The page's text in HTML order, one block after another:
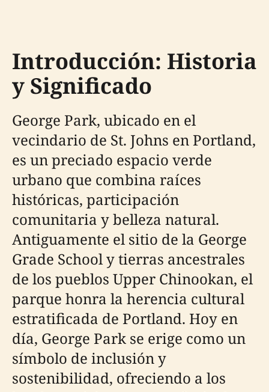
Introducción: Historia
y Significado
George Park, ubicado en el
vecindario de St. Johns en Portland,
es un preciado espacio verde
urbano que combina raíces
históricas, participación
comunitaria y belleza natural.
Antiguamente el sitio de la George
Grade School y tierras ancestrales
de los pueblos Upper Chinookan, el
parque honra la herencia cultural
estratificada de Portland. Hoy en
día, George Park se erige como un
símbolo de inclusión y
sostenibilidad, ofreciendo a los